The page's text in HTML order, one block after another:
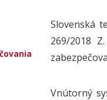
Slovenská
269/2018
Vnútorný